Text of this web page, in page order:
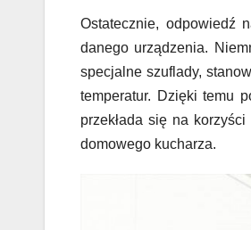
Ostatecznie, odpowiedź
danego urządzenia.
specjalne szuflady,
temperatur. Dzięki temu
przekłada się na
domowego kucharza.